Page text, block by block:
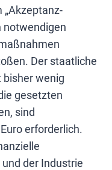
„Akzeptanz-
notwendigen
Der staatliche
bisher wenig
gesetzten
sind
erforderlich.
der Industrie